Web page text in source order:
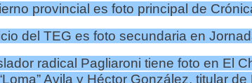
provincial es foto principal de
del TEG es foto secundaria en
radical Pagliaroni tiene foto en El
Avila y Héctor González, titular